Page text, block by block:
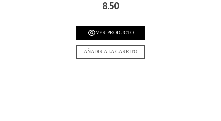
8.50
VER PRODUCTO
AÑADIR A LA CARRITO